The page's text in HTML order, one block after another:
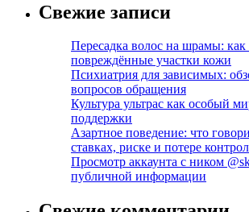
Свежие записи
Пересадка волос на шрамы: как
повреждённые участки кожи
Психиатрия для зависимых:
вопросов обращения
Культура ультрас как особый
поддержки
Азартное поведение: что
ставках, риске и потере
Просмотр аккаунта с ником
публичной информации